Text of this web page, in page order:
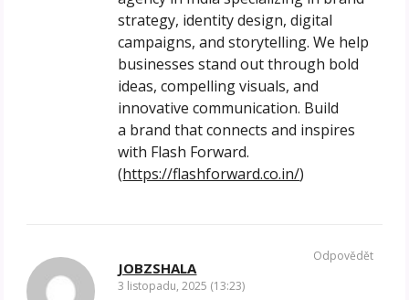
strategy, identity design, digital
campaigns, and storytelling. We help
businesses stand out through bold
ideas, compelling visuals, and
innovative communication. Build
a brand that connects and inspires
with Flash Forward.
(https://flashforward.co.in/)
JOBZSHALA
3 listopadu, 2025 (13:23)
Odpovědět